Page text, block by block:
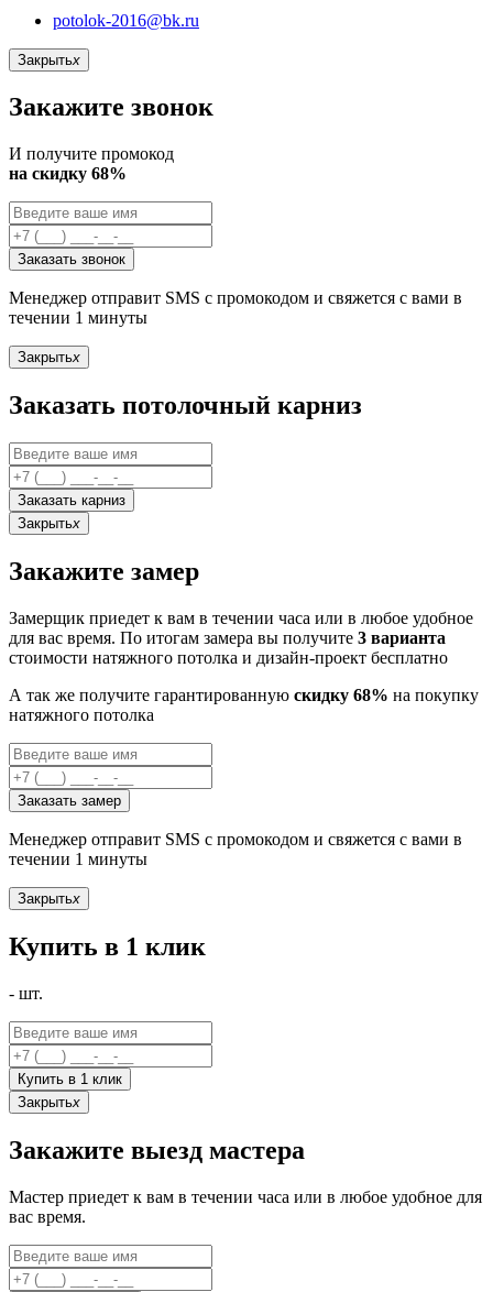
potolok-2016@bk.ru
Закрытьx
Закажите звонок
И получите промокод
на скидку 68%
Заказать звонок
Менеджер отправит SMS с промокодом и свяжется с вами в
течении 1 минуты
Закрытьx
Заказать потолочный карниз
Заказать карниз
Закрытьx
Закажите замер
Замерщик приедет к вам в течении часа или в любое удобное
для вас время. По итогам замера вы получите 3 варианта
стоимости натяжного потолка и дизайн-проект бесплатно
А так же получите гарантированную скидку 68% на покупку
натяжного потолка
Заказать замер
Менеджер отправит SMS с промокодом и свяжется с вами в
течении 1 минуты
Закрытьx
Купить в 1 клик
- шт.
Купить в 1 клик
Закрытьx
Закажите выезд мастера
Мастер приедет к вам в течении часа или в любое удобное для
вас время.